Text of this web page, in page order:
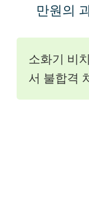
만원의
소화기 비
서 불합격